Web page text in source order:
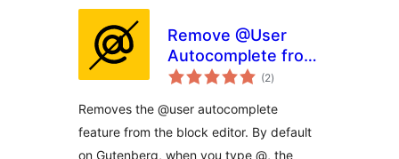
Remove @User
Autocomplete from
Block Editor (2puntuacions
totals
)
Removes the @user autocomplete
feature from the block editor. By default
on Gutenberg, when you type @, the